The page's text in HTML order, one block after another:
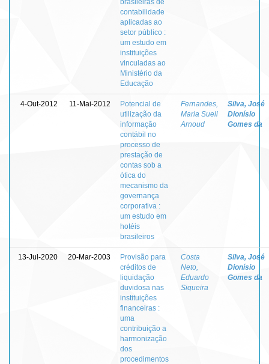
contabilidade
aplicadas ao
setor público :
um estudo em
instituições
vinculadas ao
Ministério da
Educação
4-Out-2012 11-Mai-2012
Potencial de
utilização da
informação
contábil no
processo de
prestação de
contas sob a
ótica do
mecanismo da
governança
corporativa :
um estudo em
hotéis
brasileiros
Fernandes,
Maria Sueli
Arnoud
Silva, José
Dionísio
Gomes da
13-Jul-2020 20-Mar-2003
Provisão para
créditos de
liquidação
duvidosa nas
instituições
financeiras :
uma
contribuição a
harmonização
dos
procedimentos
Costa
Neto,
Eduardo
Siqueira
Silva, José
Dionísio
Gomes da